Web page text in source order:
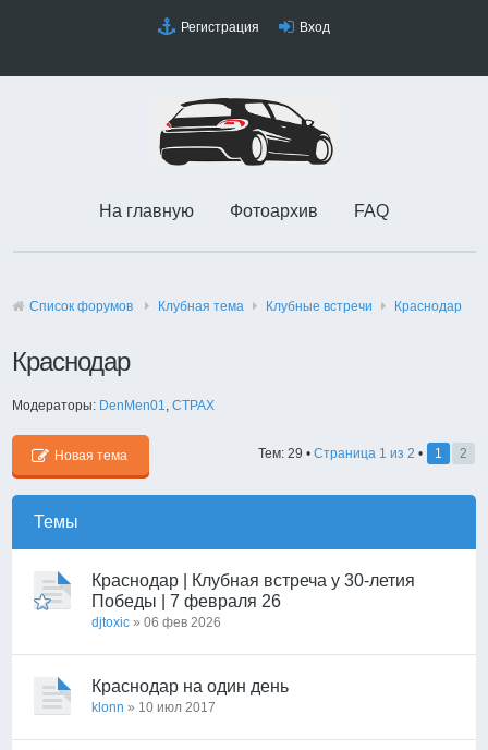
Регистрация Вход
На главную Фотоархив FAQ
Список форумов Клубная тема Клубные встречи Краснодар
Краснодар
Модераторы: DenMen01,CTPAX
Новая тема Тем: 29 • Страница 1 из 2 • 1 2
Темы
Краснодар | Клубная встреча у 30-летия
Победы | 7 февраля 26
djtoxic » 06 фев 2026
Краснодар на один день
klonn » 10 июл 2017